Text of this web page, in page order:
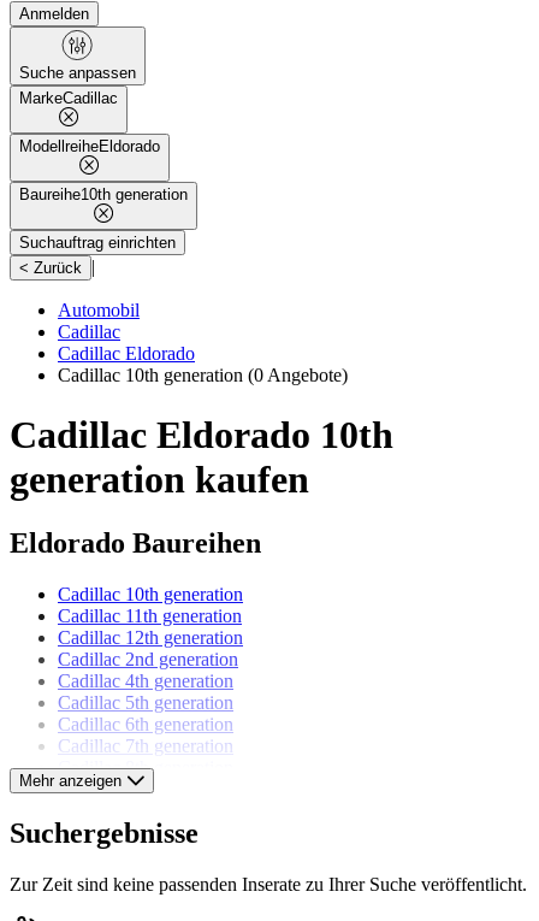
Anmelden
Suche anpassen
MarkeCadillac
ModellreiheEldorado
Baureihe10th generation
Suchauftrag einrichten
< Zurück |
Automobil
Cadillac
Cadillac Eldorado
Cadillac 10th generation (0 Angebote)
Cadillac Eldorado 10th
generation kaufen
Eldorado Baureihen
Cadillac 10th generation
Cadillac 11th generation
Cadillac 12th generation
Cadillac 2nd generation
Cadillac 4th generation
Cadillac 5th generation
Cadillac 6th generation
Cadillac 7th generation
Cadillac 8th generation
Cadillac 9th generation
Cadillac Modelle
Cadillac Allanté
Mehr anzeigen
Suchergebnisse
Zur Zeit sind keine passenden Inserate zu Ihrer Suche veröffentlicht.